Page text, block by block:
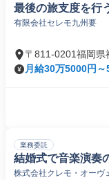
最後の旅支度を行
有限会社セレモ九州要
〒811-0201福岡県
月給30万5000円
業務委託
結婚式で音楽演奏
株式会社クレモ・オーヴ